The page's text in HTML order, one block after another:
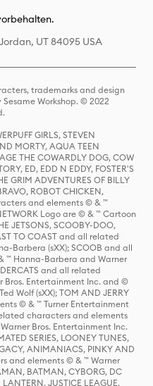
UT 84095 USA
trademarks and design
Workshop. © 2022
GIRLS, STEVEN
MORTY, AQUA TEEN
THE COWARDLY DOG, COW
ED, EDD N EDDY, FOSTER'S
GRIM ADVENTURES OF BILLY
ROBOT CHICKEN,
and elements © & ™
Logo are © & ™ Cartoon
JETSONS, SCOOBY-DOO,
TO COAST and all related
Barbera (sXX); SCOOB and all
™ Hanna-Barbera and Warner
and all related
Bros. Entertainment Inc. and ©
Wolf (sXX); TOM AND JERRY
© & ™ Turner Entertainment
characters and elements
Bros. Entertainment Inc.
SERIES, LOONEY TUNES,
ANIMANIACS, PINKY AND
and elements © & ™ Warner
BATMAN, CYBORG, DC
LANTERN, JUSTICE LEAGUE,